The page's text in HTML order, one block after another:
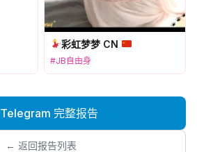
彩虹梦梦 CN
#JB自由身
Telegram 完整报告
← 返回报告列表